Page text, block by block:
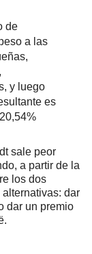
de
a las
y luego
es
sale peor
a partir de la
los dos
dar
dar un premio